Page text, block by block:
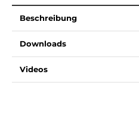
Beschreibung
Downloads
Videos